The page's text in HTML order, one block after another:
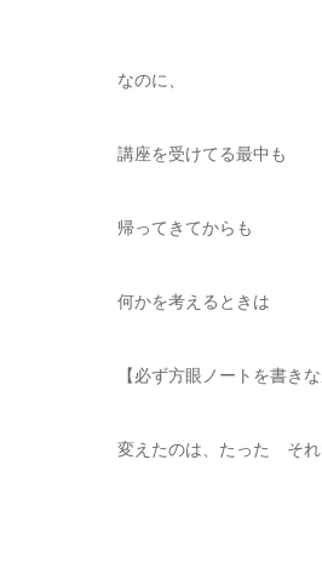
なのに、
講座を受けてる最中も
帰ってきてからも
何かを考えるときは
【必ず方眼ノートを書き
変えたのは、たった それ